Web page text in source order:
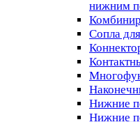
нижним
Сопла
Нижние
Нижние